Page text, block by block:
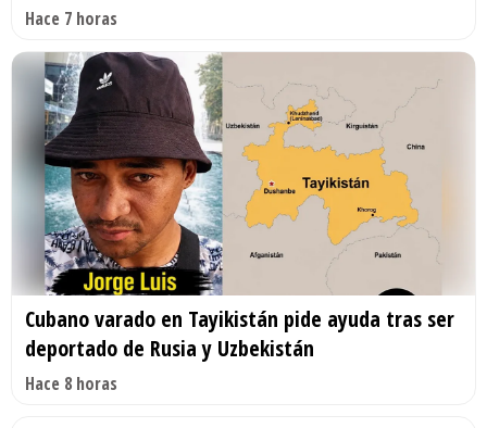
Hace 7 horas
Cubano varado en Tayikistán pide ayuda tras ser
deportado de Rusia y Uzbekistán
Hace 8 horas